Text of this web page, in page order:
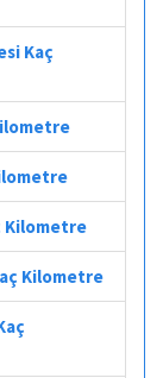
Kaç
Kilometre
Kilometre